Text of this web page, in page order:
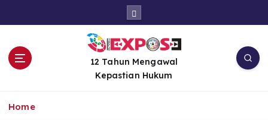
12 Tahun Mengawal
Kepastian Hukum
Home